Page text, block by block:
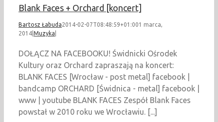
Blank Faces + Orchard [koncert]
Bartosz Łabuda2014-02-07T08:48:59+01:001 marca,
2014 Muzyka
DOŁĄCZ NA FACEBOOKU! Świdnicki Ośrodek
Kultury oraz Orchard zapraszają na koncert:
BLANK FACES [Wrocław - post metal] facebook |
bandcamp ORCHARD [Świdnica - metal] facebook |
www | youtube BLANK FACES Zespół Blank Faces
powstał w 2010 roku we Wrocławiu. [...]